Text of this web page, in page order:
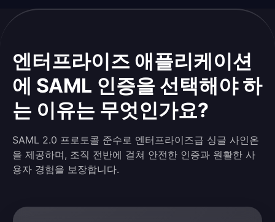
엔터프라이즈 애플리케이션
에 SAML 인증을 선택해야 하
는 이유는 무엇인가요?
SAML 2.0 프로토콜 준수로 엔터프라이즈급 싱글 사인온
을 제공하며, 조직 전반에 걸쳐 안전한 인증과 원활한 사
용자 경험을 보장합니다.